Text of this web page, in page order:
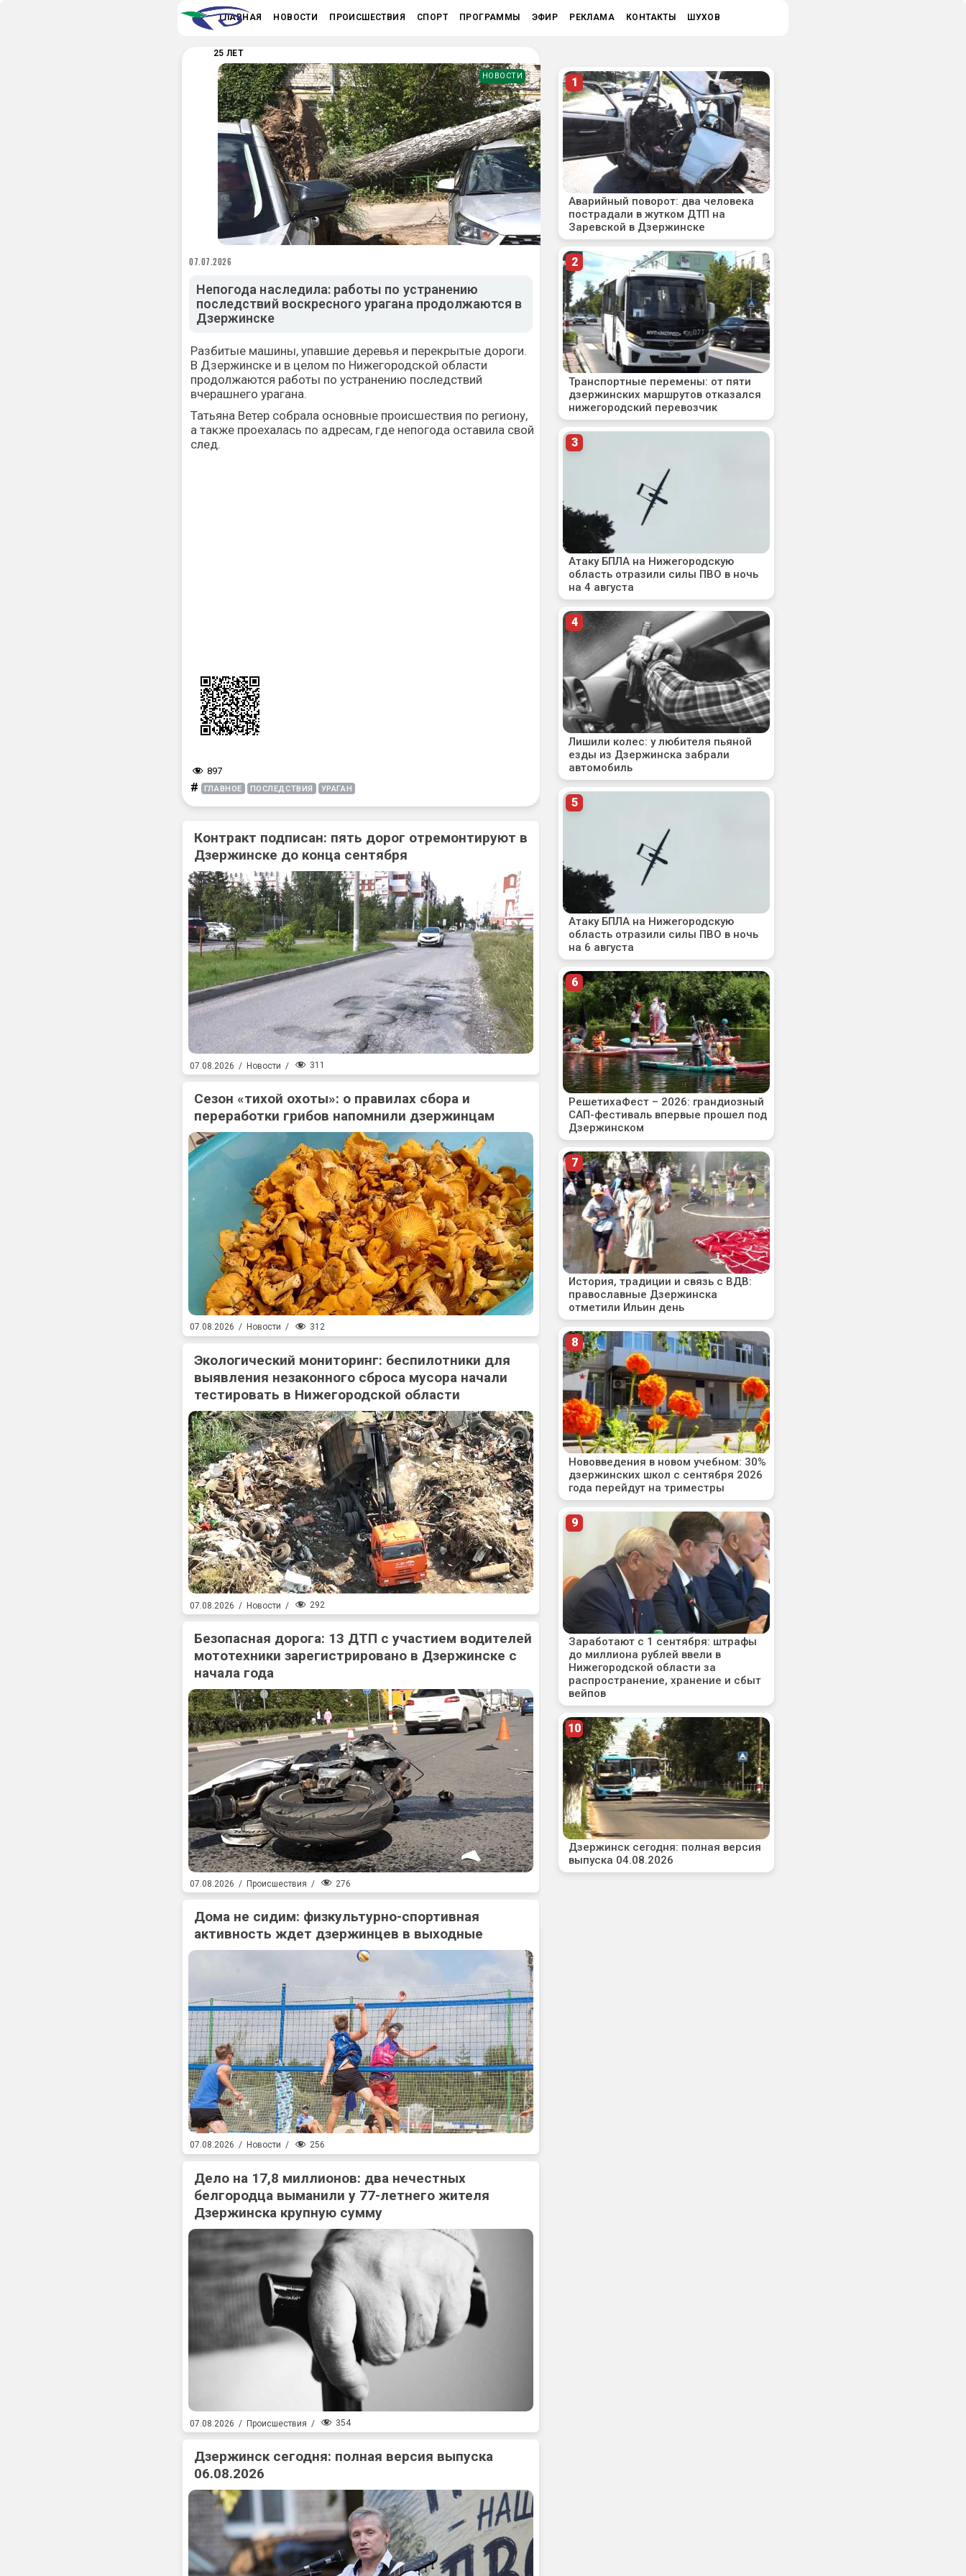
ГЛАВНАЯ НОВОСТИ ПРОИСШЕСТВИЯ СПОРТ ПРОГРАММЫ ЭФИР РЕКЛАМА КОНТАКТЫ ШУХОВ
25 ЛЕТ
НОВОСТИ
07.07.2026
Непогода наследила: работы по устранению
последствий воскресного урагана продолжаются в
Дзержинске
Разбитые машины, упавшие деревья и перекрытые дороги.
В Дзержинске и в целом по Нижегородской области
продолжаются работы по устранению последствий
вчерашнего урагана.
Татьяна Ветер собрала основные происшествия по региону,
а также проехалась по адресам, где непогода оставила свой
след.
897
# ГЛАВНОЕ ПОСЛЕДСТВИЯ УРАГАН
Контракт подписан: пять дорог отремонтируют в
Дзержинске до конца сентября
07.08.2026 / Новости / 311
Сезон «тихой охоты»: о правилах сбора и
переработки грибов напомнили дзержинцам
07.08.2026 / Новости / 312
Экологический мониторинг: беспилотники для
выявления незаконного сброса мусора начали
тестировать в Нижегородской области
07.08.2026 / Новости / 292
Безопасная дорога: 13 ДТП с участием водителей
мототехники зарегистрировано в Дзержинске с
начала года
07.08.2026 / Происшествия / 276
Дома не сидим: физкультурно-спортивная
активность ждет дзержинцев в выходные
07.08.2026 / Новости / 256
Дело на 17,8 миллионов: два нечестных
белгородца выманили у 77-летнего жителя
Дзержинска крупную сумму
07.08.2026 / Происшествия / 354
Дзержинск сегодня: полная версия выпуска
06.08.2026